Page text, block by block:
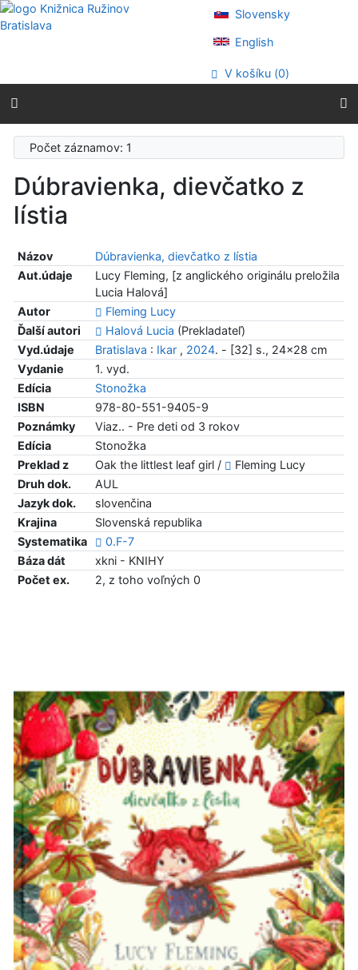
Prejsť na obsah
Prejsť na menu
Prehlásenie o webovej prístupnosti
Slovensky
English
V košíku (0)
Počet záznamov: 1
Dúbravienka, dievčatko z
lístia
Názov
Dúbravienka, dievčatko z lístia
Aut.údaje
Lucy Fleming, [z anglického originálu preložila
Lucia Halová]
Autor
Fleming Lucy
Ďalší autori
Halová Lucia (Prekladateľ)
Vyd.údaje
Bratislava : Ikar, 2024. - [32] s., 24x28 cm
Vydanie
1. vyd.
Edícia
Stonožka
ISBN
978-80-551-9405-9
Poznámky
Viaz.. - Pre deti od 3 rokov
Edícia
Stonožka
Preklad z
Oak the littlest leaf girl /
Fleming Lucy
Druh dok.
AUL
Jazyk dok.
slovenčina
Krajina
Slovenská republika
Systematika
0.F-7
Báza dát
xkni - KNIHY
Počet ex.
2, z toho voľných 0